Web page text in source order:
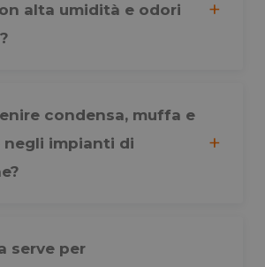
alta umidità e odori
condensa, muffa e
negli impianti di
serve per